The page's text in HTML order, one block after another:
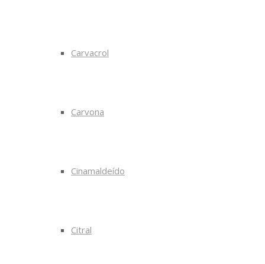
Carvacrol
Carvona
Cinamaldeído
Citral